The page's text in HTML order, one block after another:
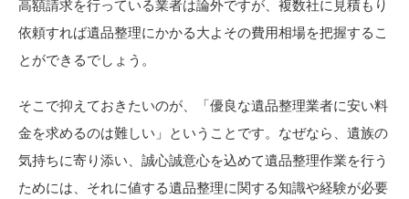
高額請求を行っている業者は論外ですが、複数社に見積もり
依頼すれば遺品整理にかかる大よその費用相場を把握するこ
とができるでしょう。
そこで抑えておきたいのが、「優良な遺品整理業者に安い料
金を求めるのは難しい」ということです。なぜなら、遺族の
気持ちに寄り添い、誠心誠意心を込めて遺品整理作業を行う
ためには、それに値する遺品整理に関する知識や経験が必要